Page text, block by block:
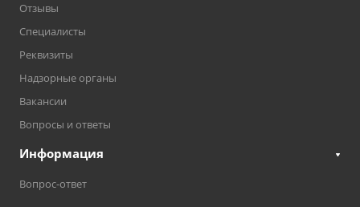
Отзывы
Специалисты
Реквизиты
Надзорные органы
Вакансии
Вопросы и ответы
Информация
Вопрос-ответ